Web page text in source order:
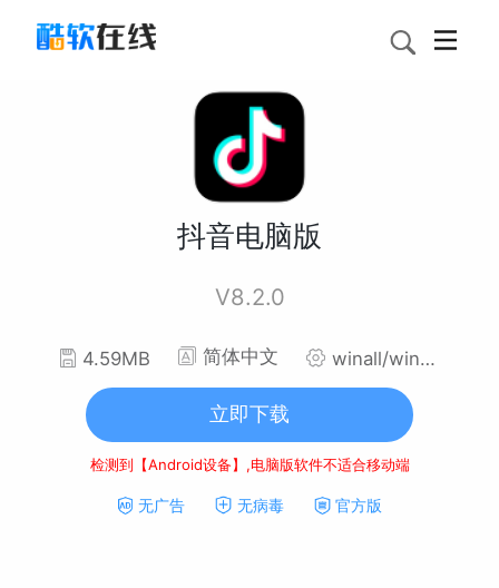
抖音电脑版
V8.2.0
4.59MB 简体中文 winall/win7/win10/win11
立即下载
检测到【Android设备】,电脑版软件不适合移动端
无广告 无病毒 官方版